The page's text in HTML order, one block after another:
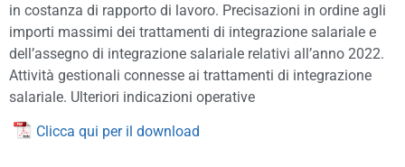
in costanza di rapporto di lavoro. Precisazioni in ordine agli
importi massimi dei trattamenti di integrazione salariale e
dell’assegno di integrazione salariale relativi all’anno 2022.
Attività gestionali connesse ai trattamenti di integrazione
salariale. Ulteriori indicazioni operative
Clicca qui per il download